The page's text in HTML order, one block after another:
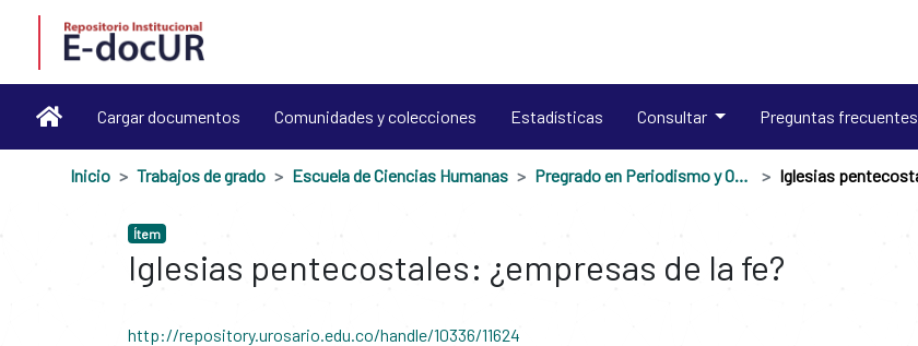
Cargar documentos Comunidades y colecciones Estadísticas Consultar Preguntas frecuentes
Inicio Trabajos de grado Escuela de Ciencias Humanas Pregrado en Periodismo y Opinión Pública
Ítem
Iglesias pentecostales: ¿empresas de la fe?
http://repository.urosario.edu.co/handle/10336/11624